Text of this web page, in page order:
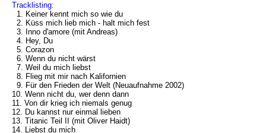
Tracklisting:
1. Keiner kennt mich so wie du
2. Küss mich lieb mich - halt mich fest
3. Inno d'amore (mit Andreas)
4. Hey, Du
5. Corazon
6. Wenn du nicht wärst
7. Weil du mich liebst
8. Flieg mit mir nach Kalifornien
9. Für den Frieden der Welt (Neuaufnahme 2002)
10. Wenn nicht du, wer denn dann
11. Von dir krieg ich niemals genug
12. Du kannst nur einmal lieben
13. Titanic Teil II (mit Oliver Haidt)
14. Liebst du mich